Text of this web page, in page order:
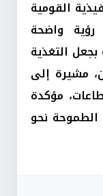
القومية
واضحة
بجعل التغذية
مشيرة إلى
مؤكدة
الطموحة نحو